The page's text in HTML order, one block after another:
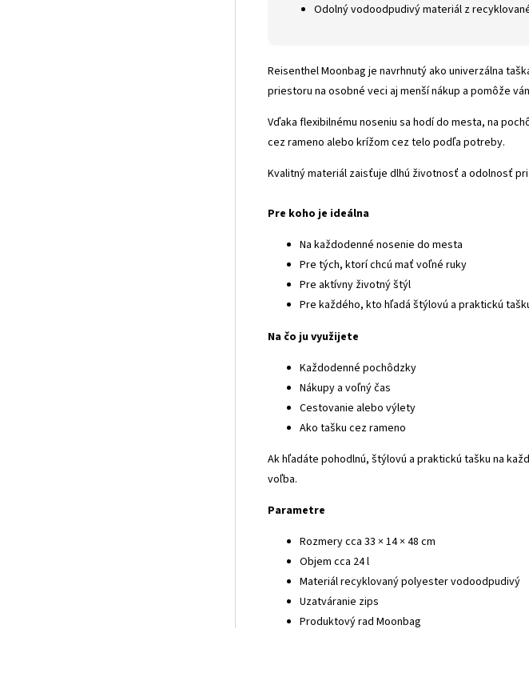
Odolný vodoodpudivý materiál z
Reisenthel Moonbag je navrhnutý ako univerzálna
priestoru na osobné veci aj menší nákup a pomôže
Vďaka flexibilnému noseniu sa hodí do mesta, na
cez rameno alebo krížom cez telo podľa potreby.
Kvalitný materiál zaisťuje dlhú životnosť a odolnosť
Pre koho je ideálna
Na každodenné nosenie do mesta
Pre tých, ktorí chcú mať voľné ruky
Pre aktívny životný štýl
Pre každého, kto hľadá štýlovú a praktickú
Na čo ju využijete
Každodenné pochôdzky
Nákupy a voľný čas
Cestovanie alebo výlety
Ako tašku cez rameno
Ak hľadáte pohodlnú, štýlovú a praktickú tašku na
voľba.
Parametre
Rozmery cca 33 × 14 × 48 cm
Objem cca 24 l
Materiál recyklovaný polyester vodoodpudivý
Uzatváranie zips
Produktový rad Moonbag